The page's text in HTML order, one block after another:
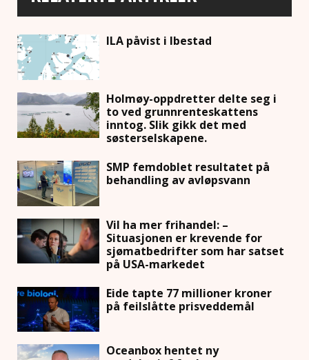
ILA påvist i Ibestad
Holmøy-oppdretter delte seg i
to ved grunnrenteskattens
inntog. Slik gikk det med
søsterselskapene.
SMP femdoblet resultatet på
behandling av avløpsvann
Vil ha mer frihandel: –
Situasjonen er krevende for
sjømatbedrifter som har satset
på USA-markedet
Eide tapte 77 millioner kroner
på feilslåtte prisveddemål
Oceanbox hentet ny